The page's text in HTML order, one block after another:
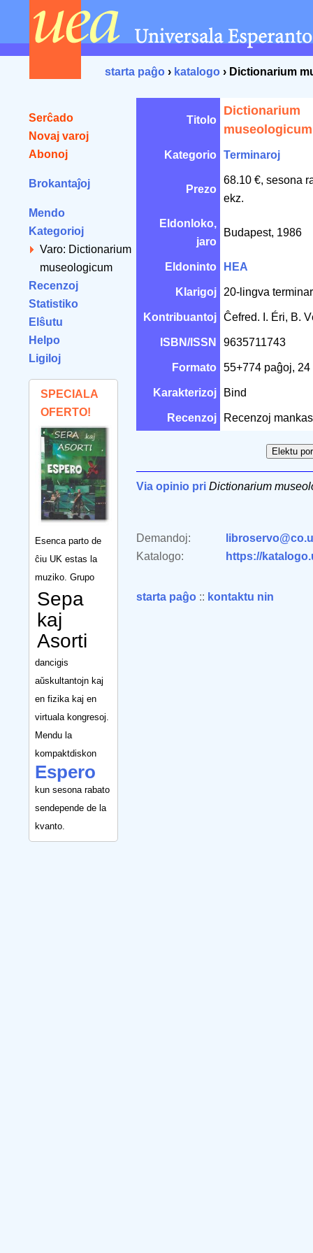
starta paĝo › katalogo › Dictionarium
Serĉado
Novaj varoj
Abonoj
Brokantaĵoj
Mendo
Kategorioj
Varo: Dictionarium
museologicum
Recenzoj
Statistiko
Elŝutu
Helpo
Ligiloj
SPECIALA
OFERTO!
Esenca parto de
ĉiu UK estas la
muziko. Grupo
Sepa
kaj
Asorti
dancigis
aŭskultantojn kaj
en fizika kaj en
virtuala kongresoj.
Mendu la
kompaktdiskon
Espero
kun sesona rabato
sendepende de la
kvanto.
Titolo
Dictionarium
museologicum
Kategorio Terminaroj
Prezo
68.10 €, sesona
ekz.
Eldonloko,
jaro
Budapest, 1986
Eldoninto HEA
Klarigoj 20-lingva
Kontribuantoj Ĉefred. I. Éri, B.
ISBN/ISSN 9635711743
Formato 55+774 paĝoj,
Karakterizoj Bind
Recenzoj Recenzoj
Via opinio pri Dictionarium
Demandoj:
Katalogo:
https://
starta paĝo :: kontaktu nin